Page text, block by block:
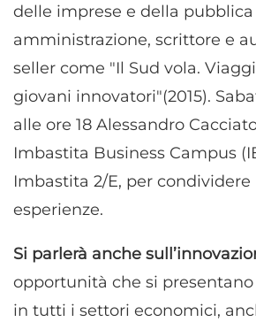
delle imprese e della pubblica
amministrazione, scrittore e
seller come "Il Sud vola.
giovani innovatori"(2015).
alle ore 18 Alessandro
Imbastita Business Campus
Imbastita 2/E, per condividere
esperienze.
Si parlerà anche
opportunità che si
in tutti i settori economici,